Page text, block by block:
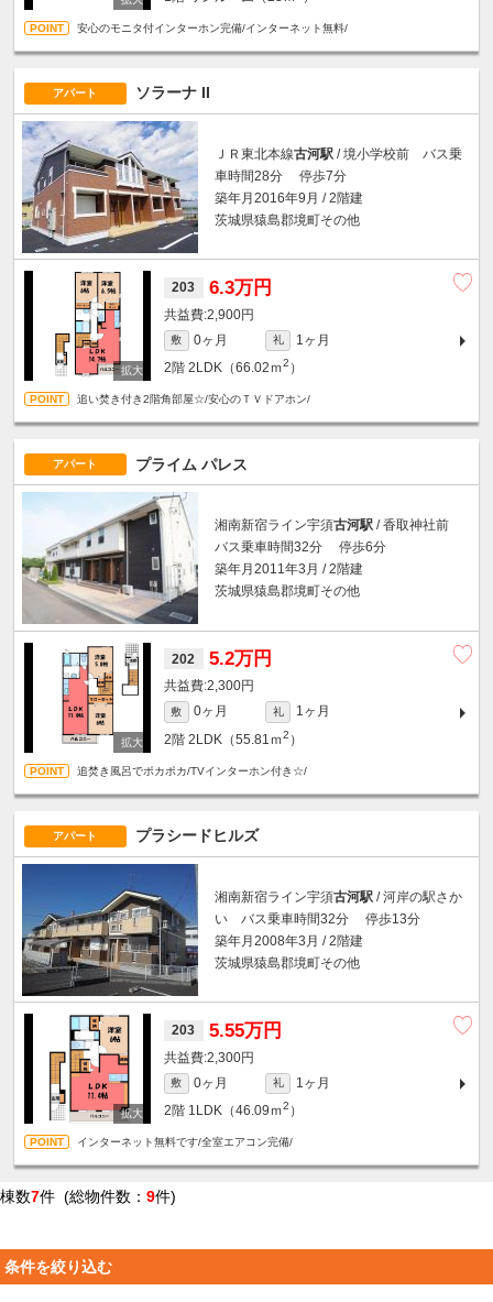
安心のモニタ付インターホン完備/インターネット無料/
アパート ソラーナ II
ＪＲ東北本線古河駅 / 境小学校前 バス乗
車時間28分 停歩7分
築年月2016年9月 / 2階建
茨城県猿島郡境町その他
203 6.3万円
2,900円
敷 0ヶ月 礼
1ヶ月
2階 2LDK（66.02ｍ2 ）
追い焚き付き2階角部屋☆/安心のＴＶドアホン/
アパート プライム パレス
湘南新宿ライン宇須古河駅 / 香取神社前
バス乗車時間32分 停歩6分
築年月2011年3月 / 2階建
茨城県猿島郡境町その他
202 5.2万円
2,300円
敷 0ヶ月 礼
1ヶ月
2階 2LDK（55.81ｍ2 ）
追焚き風呂でポカポカ/TVインターホン付き☆/
アパート プラシードヒルズ
湘南新宿ライン宇須古河駅 / 河岸の駅さか
い バス乗車時間32分 停歩13分
築年月2008年3月 / 2階建
茨城県猿島郡境町その他
203 5.55万円
2,300円
敷 0ヶ月 礼
1ヶ月
2階 1LDK（46.09ｍ2 ）
インターネット無料です/全室エアコン完備/
棟数7件 (総物件数： 9件)
条件を絞り込む